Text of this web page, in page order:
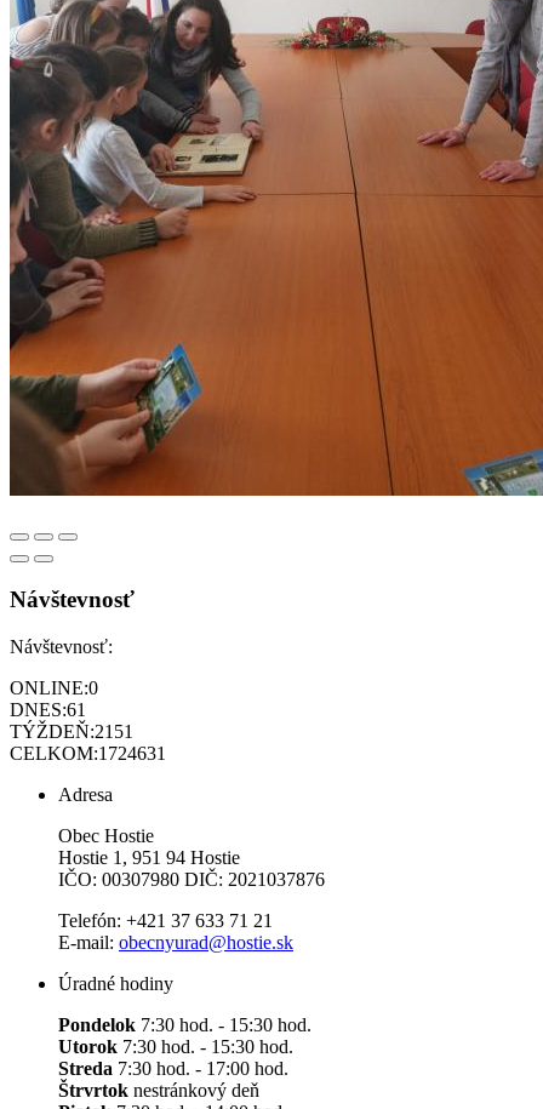
Návštevnosť
Návštevnosť:
ONLINE:0
DNES:61
TÝŽDEŇ:2151
CELKOM:1724631
Adresa
Obec Hostie
Hostie 1, 951 94 Hostie
IČO: 00307980 DIČ: 2021037876
Telefón: +421 37 633 71 21
E-mail: obecnyurad@hostie.sk
Úradné hodiny
Pondelok 7:30 hod. - 15:30 hod.
Utorok 7:30 hod. - 15:30 hod.
Streda 7:30 hod. - 17:00 hod.
Štrvrtok nestránkový deň